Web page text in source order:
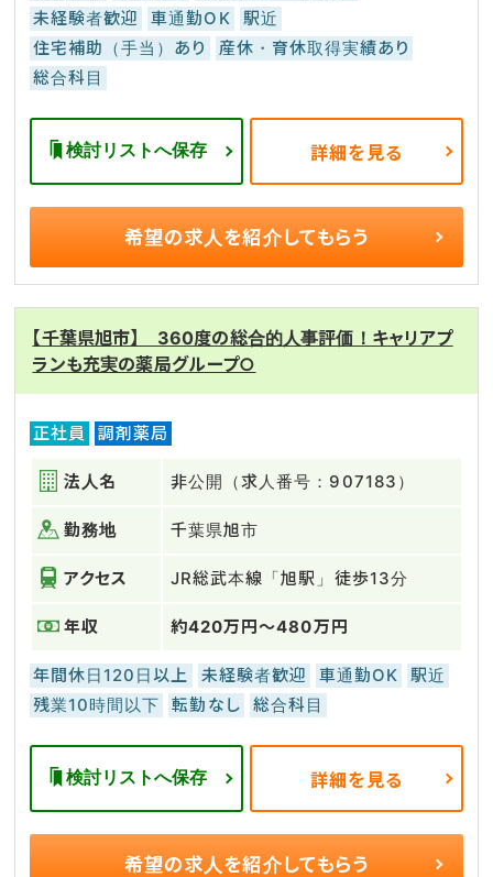
未経験者歓迎
車通勤OK
駅近
住宅補助（手当）あり
産休・育休取得実績あり
総合科目
検討リストへ保存 詳細を見る
希望の求人を紹介してもらう
【千葉県旭市】 360度の総合的人事評価！キャリアプ
ランも充実の薬局グループ○
正社員 調剤薬局
法人名 非公開（求人番号：907183）
勤務地 千葉県旭市
アクセス JR総武本線「旭駅」徒歩13分
年収 約420万円～480万円
年間休日120日以上 未経験者歓迎 車通勤OK
駅近
残業10時間以下
転勤なし 総合科目
検討リストへ保存 詳細を見る
希望の求人を紹介してもらう